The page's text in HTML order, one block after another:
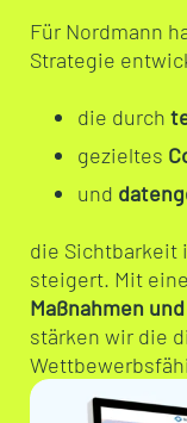
Für Nordmann
Strategie
die durch
gezieltes
und
die Sichtbarkeit
steigert. Mit
Maßnahmen
stärken wir die